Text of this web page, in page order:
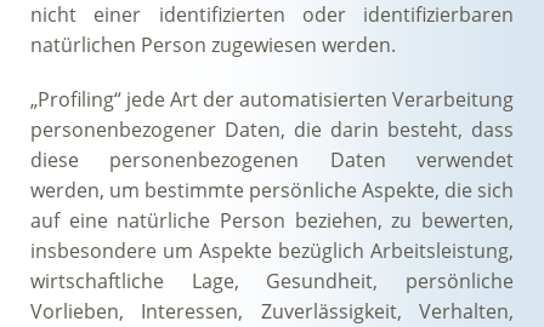
nicht einer identifizierten oder identifizierbaren
natürlichen Person zugewiesen werden.
„Profiling“ jede Art der automatisierten Verarbeitung
personenbezogener Daten, die darin besteht, dass
diese personenbezogenen Daten verwendet
werden, um bestimmte persönliche Aspekte, die sich
auf eine natürliche Person beziehen, zu bewerten,
insbesondere um Aspekte bezüglich Arbeitsleistung,
wirtschaftliche Lage, Gesundheit, persönliche
Vorlieben, Interessen, Zuverlässigkeit, Verhalten,